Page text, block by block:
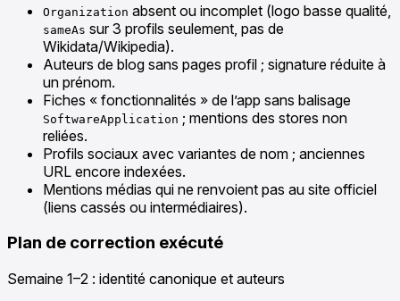
Organization absent ou incomplet (logo basse qualité,
sameAs sur 3 profils seulement, pas de
Wikidata/Wikipedia).
Auteurs de blog sans pages profil ; signature réduite à
un prénom.
Fiches « fonctionnalités » de l’app sans balisage
SoftwareApplication ; mentions des stores non
reliées.
Profils sociaux avec variantes de nom ; anciennes
URL encore indexées.
Mentions médias qui ne renvoient pas au site officiel
(liens cassés ou intermédiaires).
Plan de correction exécuté
Semaine 1–2 : identité canonique et auteurs